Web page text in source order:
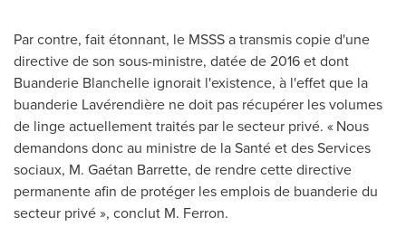
Par contre, fait étonnant, le MSSS a transmis copie d'une
directive de son sous-ministre, datée de2016 etdont
Buanderie Blanchelle ignorait l'existence, à l'effet que la
buanderie Lavérendière ne doit pas récupérer les volumes
de linge actuellement traités par le secteur privé. « Nous
demandons donc au ministre de la Santé et des Services
sociaux, M. Gaétan Barrette, de rendre cette directive
permanente afin de protéger les emplois de buanderie du
secteur privé », conclut M. Ferron.